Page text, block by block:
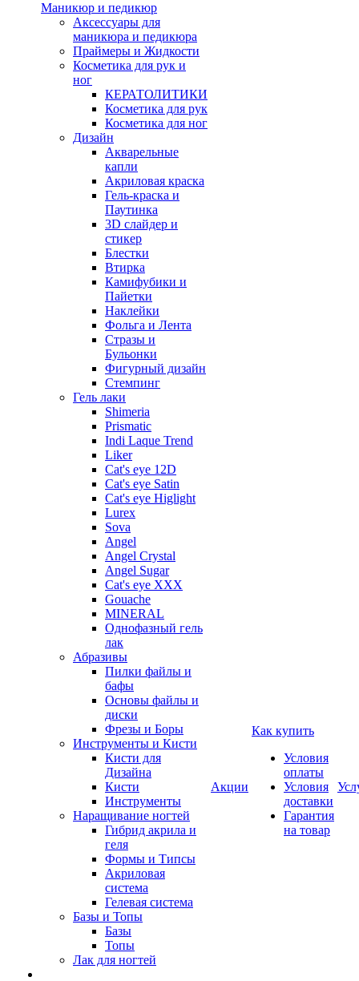
Маникюр и педикюр
Аксессуары для
маникюра и педикюра
Праймеры и Жидкости
Косметика для рук и
ног
КЕРАТОЛИТИКИ
Косметика для рук
Косметика для ног
Дизайн
Акварельные
капли
Акриловая краска
Гель-краска и
Паутинка
3D слайдер и
стикер
Блестки
Втирка
Камифубики и
Пайетки
Наклейки
Фольга и Лента
Стразы и
Бульонки
Фигурный дизайн
Стемпинг
Гель лаки
Shimeria
Prismatic
Indi Laque Trend
Liker
Cat's eye 12D
Cat's eye Satin
Cat's eye Higlight
Lurex
Sova
Angel
Angel Crystal
Angel Sugar
Cat's eye XXX
Gouache
MINERAL
Однофазный гель
лак
Абразивы
Пилки файлы и
бафы
Основы файлы и
диски
Фрезы и Боры
Инструменты и Кисти
Кисти для
Дизайна
Кисти
Инструменты
Наращивание ногтей
Гибрид акрила и
геля
Формы и Типсы
Акриловая
система
Гелевая система
Базы и Топы
Базы
Топы
Лак для ногтей
Акции
Как купить
Условия
оплаты
Условия
доставки
Гарантия
на товар